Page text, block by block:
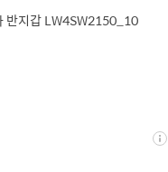
반지갑 LW4SW2150_10
상